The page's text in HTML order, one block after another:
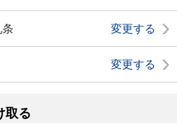
変更する
変更する
取る